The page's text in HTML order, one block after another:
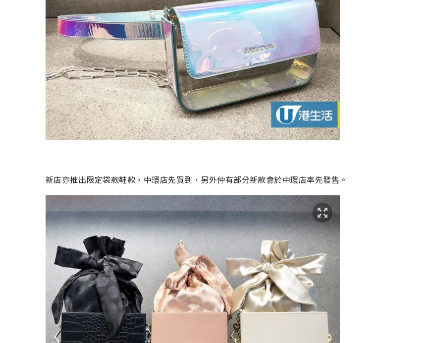
新店亦推出限定袋款鞋款，中環店先買到，另外仲有部分新款會於中環店率先發售。